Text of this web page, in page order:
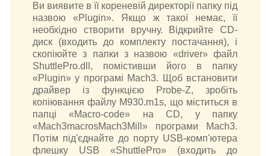
Ви виявите в її кореневій директорії папку під
назвою «Plugin». Якщо ж такої немає, її
необхідно створити вручну. Відкрийте CD-
диск (входить до комплекту постачання), і
скопіюйте з папки з назвою «driver» файл
ShuttlePro.dll, помістивши його в папку
«Plugin» у програмі Mach3. Щоб встановити
драйвер із функцією Probe-Z, зробіть
копіювання файлу M930.m1s, що міститься в
папці «Macro-code» на CD, у папку
«Mach3macrosMach3Mill» програми Mach3.
Потім під'єднайте до порту USB-комп'ютера
флешку USB «ShuttlePro» (входить до